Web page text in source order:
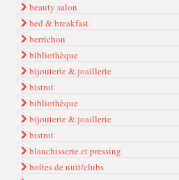
beauty salon
bed & breakfast
berrichon
bi̇bli̇othèque
bi̇jouteri̇e & joai̇lleri̇e
bi̇strot
bibliothèque
bijouterie & joaillerie
bistrot
blanchisserie et pressing
boîtes de nui̇t/clubs